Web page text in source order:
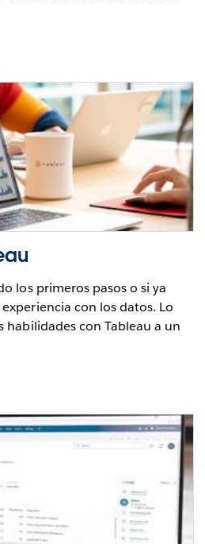
los primeros pasos o si ya
con los datos. Lo
habilidades con Tableau a un